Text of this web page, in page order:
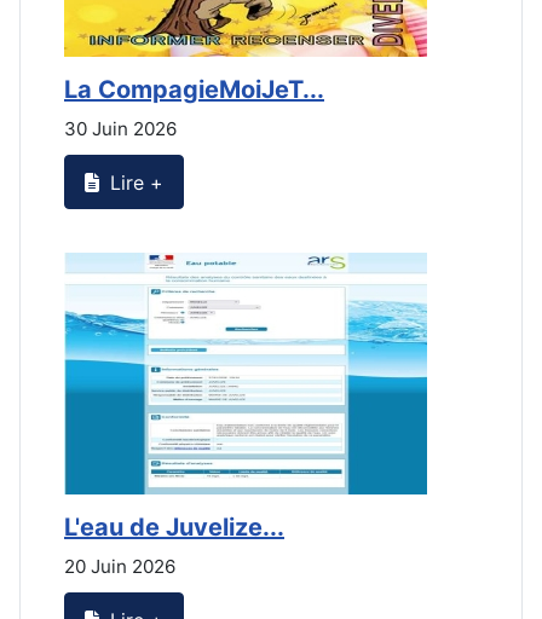
La CompagieMoiJeT...
30 Juin 2026
Lire +
L'eau de Juvelize...
20 Juin 2026